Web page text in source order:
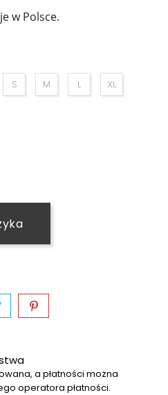
w Polsce.
S M L XL
a płatności można
operatora płatności.